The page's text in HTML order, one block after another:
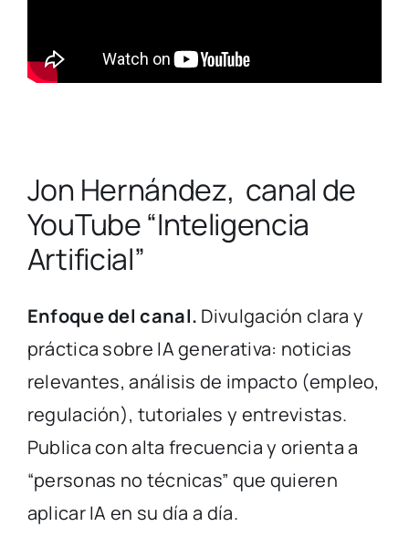
Jon Hernández, canal de
YouTube “Inteligencia
Artificial”
Enfoque del canal. Divulgación clara y
práctica sobre IA generativa: noticias
relevantes, análisis de impacto (empleo,
regulación), tutoriales y entrevistas.
Publica con alta frecuencia y orienta a
“personas no técnicas” que quieren
aplicar IA en su día a día.